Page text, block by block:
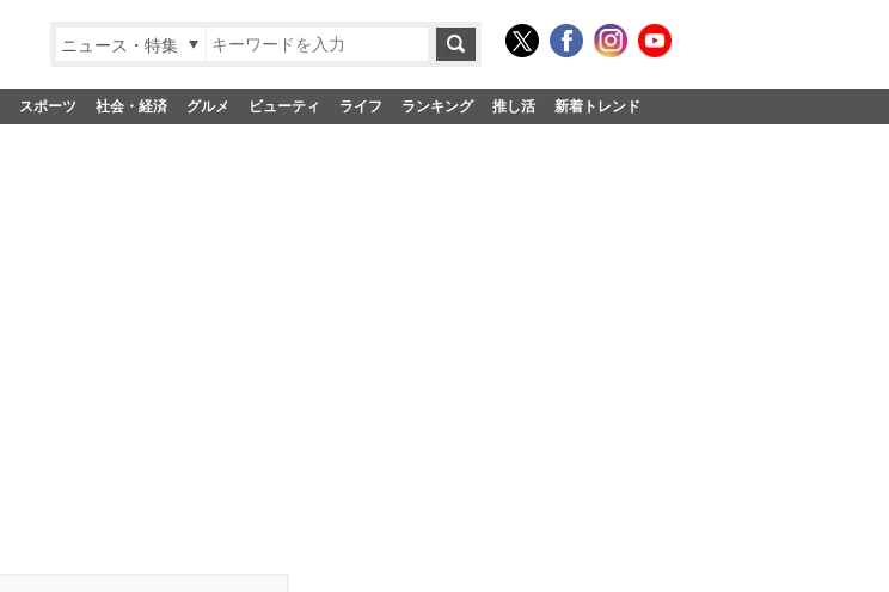
ニュース・特集
スポーツ 社会・経済 グルメ ビューティ ライフ ランキング 推し活 新着トレンド